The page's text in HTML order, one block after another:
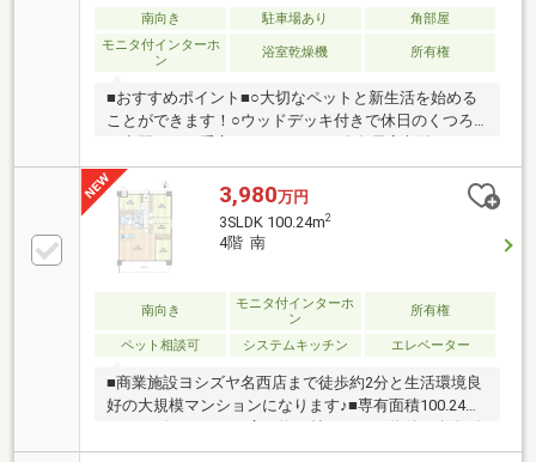
南向き 駐車場あり
角部屋
モニタ付インターホ
ン
浴室乾燥機 所有権
■おすすめポイント■○大切なペットと新生活を始める
ことができます！○ウッドデッキ付きで休日のくつろ
ぎ空間として重宝しそうですね。〇各居室収納があ
り、お部屋を綺麗に保つことができます◎〇鶴舞線
「浄心」駅・名鉄「東枇杷島」駅徒歩圏内で2沿線利
用可能◎通勤通学にも便利な立地です☆〇スーパー・
ドラッグストア目の前、コンビニ徒歩約6分と生活利
便施設充実♪〇小中学校徒歩約10分と小さなお子様の
通学も安心です☆■周辺環境■〇榎小学校 徒歩約10分
〇天神山中学校 徒歩約10分■ご内覧・ご来店 ご希
望のお客様へ■ご来店・ご案内可能です！ご希望のお
日にちをお気軽にご連絡ください♪
3,980万円
3SLDK 100.24m2
4階 南
南向き
モニタ付インターホ
ン
所有権
ペット相談可 システムキッチン エレベーター
■商業施設ヨシズヤ名西店まで徒歩約2分と生活環境良
好の大規模マンションになります♪■専有面積100.24
㎡、リビングルーム広々約21帖の3SLDK物件♪■鶴舞線
「浄心」駅徒歩約15分、名鉄名古屋本線「栄生」駅徒